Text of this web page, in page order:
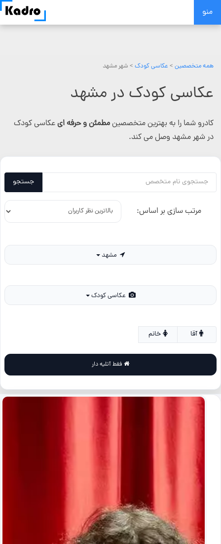
Skip
منو
همه متخصصین > عکاسی کودک > شهر مشهد
عکاسی کودک در مشهد
کادرو شما را به بهترین متخصصینمطمئن و حرفه ایعکاسی کودک
در شهر مشهد وصل می کند.
جستجو
مرتب سازی بر اساس:
خانم